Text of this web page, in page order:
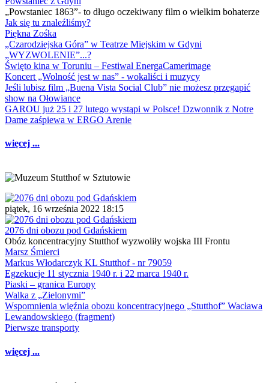
„Powstaniec 1863”- to długo oczekiwany film o wielkim bohaterze
Jak się tu znaleźliśmy?
Piękna Zośka
„Czarodziejska Góra” w Teatrze Miejskim w Gdyni
„WYZWOLENIE”...?
Święto kina w Toruniu – Festiwal EnergaCamerimage
Koncert „Wolność jest w nas” - wokaliści i muzycy
Jeśli lubisz film „Buena Vista Social Club” nie możesz przegapić
show na Ołowiance
GAROU już 25 i 27 lutego wystąpi w Polsce! Dzwonnik z Notre
Dame zaśpiewa w ERGO Arenie
więcej ...
piątek, 16 września 2022 18:15
2076 dni obozu pod Gdańskiem
Obóz koncentracyjny Stutthof wyzwoliły wojska III Frontu
Marsz Śmierci
Markus Włodarczyk KL Stutthof - nr 79059
Egzekucje 11 stycznia 1940 r. i 22 marca 1940 r.
Piaski – granica Europy
Walka z „Zielonymi”
Wspomnienia więźnia obozu koncentracyjnego „Stutthof” Wacława
Lewandowskiego (fragment)
Pierwsze transporty
więcej ...